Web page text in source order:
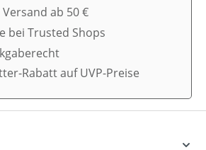
ab 50 €
bei Trusted Shops
Rabatt auf UVP-Preise